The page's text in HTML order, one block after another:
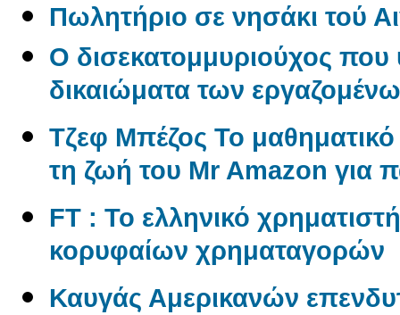
Πωλητήριο σε νησάκι τού
O δισεκατομμυριούχος που
δικαιώματα των
Tζεφ Μπέζος Το
τη ζωή του Mr Amazon για
FT : Το ελληνικό
κορυφαίων χρηματαγορών
Καυγάς Αμερικανών